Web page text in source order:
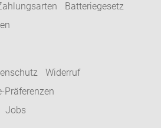
Batteriegesetz
Widerruf
Präferenzen
Jobs